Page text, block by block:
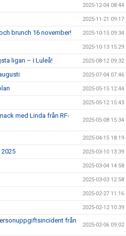
2025-12-04 08:44
2025-11-21 09:17
brunch 16 november! 2025-10-15 09:34
2025-10-13 15:29
ligan – i Luleå! 2025-08-12 09:32
2025-07-04 07:46
2025-05-15 12:44
2025-05-12 15:43
med Linda från RF-
2025-05-08 15:34
2025-04-15 18:19
2025-03-10 13:39
2025-03-04 14:58
2025-03-03 12:58
2025-02-27 11:16
2025-02-12 10:39
från
2025-02-06 09:02